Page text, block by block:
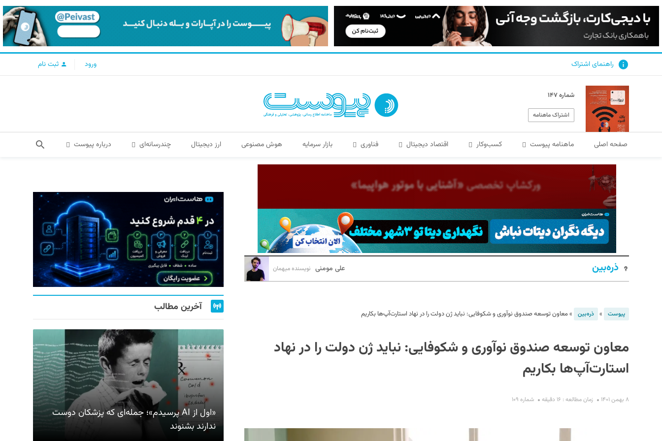
راهنمای اشتراک ورود ثبت نام
شماره ۱۴۷
اشتراک ماهنامه
صفحه اصلی ماهنامه پیوست کسب‌و‌کار اقتصاد دیجیتال فناوری بازار سرمایه هوش مصنوعی ارز دیجیتال چندرسانه‌ای درباره پیوست
ذره‌بین علی مومنی نویسنده میهمان
پیوست » ذره‌بین »معاون توسعه صندوق نوآوری و شکوفایی: نباید ژن دولت را در نهاد استارت‌آپ‌ها بکاریم
معاون توسعه صندوق نوآوری و شکوفایی: نباید ژن دولت را در نهاد
استارت‌آپ‌ها بکاریم
۸ بهمن ۱۴۰۱ زمان مطالعه : ۱۶ دقیقه شماره ۱۰۹
آخرین مطالب
«اول از AI پرسیدم»؛ جمله‌ای که پزشکان دوست
ندارند بشنوند